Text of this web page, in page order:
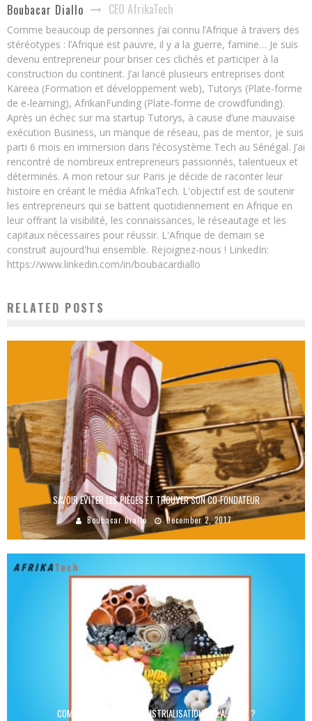
Boubacar Diallo CEO AfrikaTech
Comme beaucoup de personnes j’ai connu l’Afrique à travers des
stéréotypes : l’Afrique est pauvre, il y a la guerre, famine… Je suis
devenu entrepreneur pour briser ces clichés et participer à la
construction du continent. J’ai lancé plusieurs entreprises dont
Kareea (Formation et développement web), Tutorys (Plate-forme
de e-learning), AfrikanFunding (Plate-forme de crowdfunding).
Après un échec sur ma startup Tutorys, à cause d’une mauvaise
exécution Business, un manque de réseau, pas de mentor, je suis
parti 6 mois en immersion dans l’écosystème Tech au Sénégal. J’ai
rencontré de nombreux entrepreneurs passionnés, talentueux et
déterminés. A mon retour sur Paris je décide de raconter leur
histoire en créant le média AfrikaTech. L'objectif est de soutenir
les entrepreneurs qui se battent quotidiennement en Afrique en
leur offrant la visibilité, les connaissances, le réseautage et les
capitaux nécessaires pour réussir. L'Afrique de demain se
construit aujourd'hui ensemble. Rejoignez-nous ! LinkedIn:
https://www.linkedin.com/in/boubacardiallo
RELATED POSTS
SAVOIR ÉVITER LES PIÈGES ET TROUVER SON CO-FONDATEUR
Boubacar Diallo December 2, 2017
COMMENT FINANCER L’INDUSTRIALISATION DE L’AFRIQUE ?